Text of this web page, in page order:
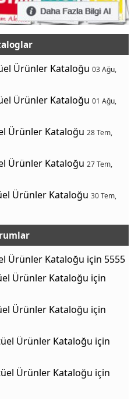
Ürünler Kataloğu 03 Ağu,
Ürünler Kataloğu 01 Ağu,
Ürünler Kataloğu 28 Tem,
Ürünler Kataloğu 27 Tem,
Ürünler Kataloğu 30 Tem,
Ürünler Kataloğu için 5555
Ürünler Kataloğu için
Ürünler Kataloğu için
Ürünler Kataloğu için
Ürünler Kataloğu için